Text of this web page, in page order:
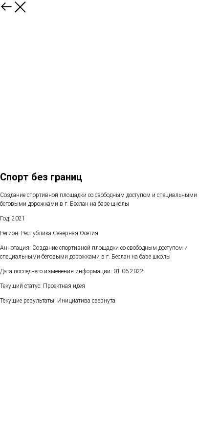
Спорт без границ
Создание спортивной площадки со свободным доступом и специальными
беговыми дорожками в г. Беслан на базе школы
Год: 2021
Регион: Республика Северная Осетия
Аннотация: Создание спортивной площадки со свободным доступом и
специальными беговыми дорожками в г. Беслан на базе школы
Дата последнего изменения информации: 01.06.2022
Текущий статус: Проектная идея
Текущие результаты: Инициатива свернута